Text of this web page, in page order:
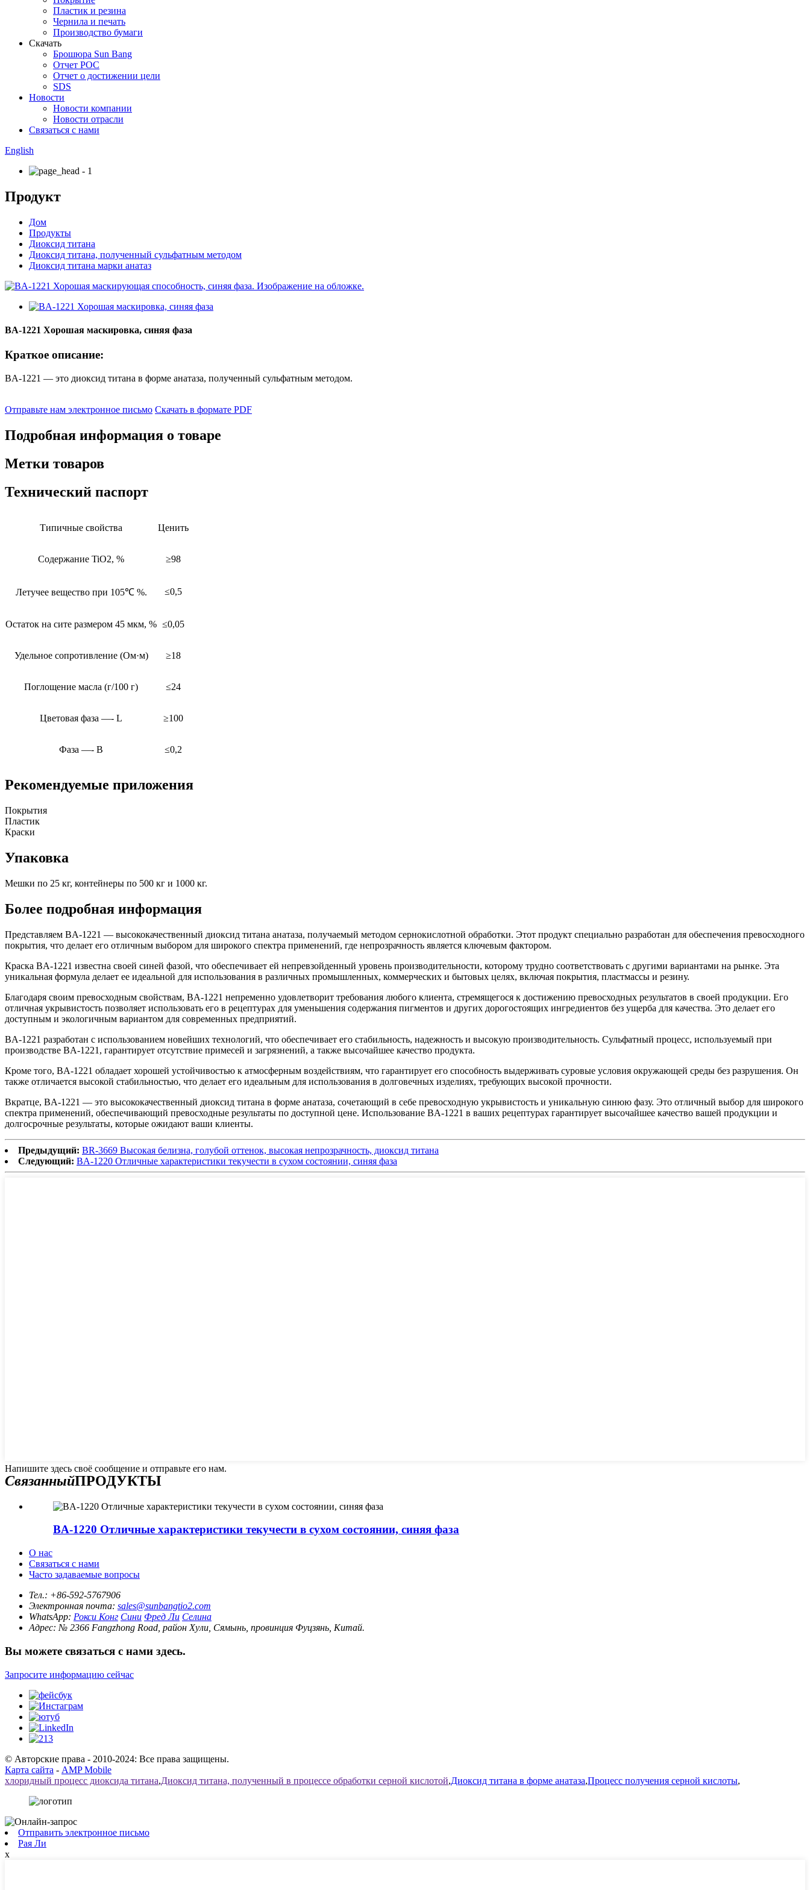
Пластик и резина
Чернила и печать
Производство бумаги
Скачать
Брошюра Sun Bang
Отчет РОС
Отчет о достижении цели
SDS
Новости
Новости компании
Новости отрасли
Связаться с нами
English
Продукт
Дом
Продукты
Диоксид титана
Диоксид титана, полученный сульфатным методом
Диоксид титана марки анатаз
BA-1221 Хорошая маскировка, синяя фаза
Краткое описание:
BA-1221 — это диоксид титана в форме анатаза, полученный сульфатным методом.
Отправьте нам электронное письмо Скачать в формате PDF
Подробная информация о товаре
Метки товаров
Технический паспорт
Типичные свойства Ценить
Содержание TiO2, % ≥98
Летучее вещество при 105℃ %. ≤0,5
Остаток на сите размером 45 мкм, % ≤0,05
Удельное сопротивление (Ом·м) ≥18
Поглощение масла (г/100 г) ≤24
Цветовая фаза —- L ≥100
Фаза —- B ≤0,2
Рекомендуемые приложения
Покрытия
Пластик
Краски
Упаковка
Мешки по 25 кг, контейнеры по 500 кг и 1000 кг.
Более подробная информация
Представляем BA-1221 — высококачественный диоксид титана анатаза, получаемый методом сернокислотной обработки. Этот продукт специально разработан для обеспечения превосходного
покрытия, что делает его отличным выбором для широкого спектра применений, где непрозрачность является ключевым фактором.
Краска BA-1221 известна своей синей фазой, что обеспечивает ей непревзойденный уровень производительности, которому трудно соответствовать с другими вариантами на рынке. Эта
уникальная формула делает ее идеальной для использования в различных промышленных, коммерческих и бытовых целях, включая покрытия, пластмассы и резину.
Благодаря своим превосходным свойствам, BA-1221 непременно удовлетворит требования любого клиента, стремящегося к достижению превосходных результатов в своей продукции. Его
отличная укрывистость позволяет использовать его в рецептурах для уменьшения содержания пигментов и других дорогостоящих ингредиентов без ущерба для качества. Это делает его
доступным и экологичным вариантом для современных предприятий.
BA-1221 разработан с использованием новейших технологий, что обеспечивает его стабильность, надежность и высокую производительность. Сульфатный процесс, используемый при
производстве BA-1221, гарантирует отсутствие примесей и загрязнений, а также высочайшее качество продукта.
Кроме того, BA-1221 обладает хорошей устойчивостью к атмосферным воздействиям, что гарантирует его способность выдерживать суровые условия окружающей среды без разрушения. Он
также отличается высокой стабильностью, что делает его идеальным для использования в долговечных изделиях, требующих высокой прочности.
Вкратце, BA-1221 — это высококачественный диоксид титана в форме анатаза, сочетающий в себе превосходную укрывистость и уникальную синюю фазу. Это отличный выбор для широкого
спектра применений, обеспечивающий превосходные результаты по доступной цене. Использование BA-1221 в ваших рецептурах гарантирует высочайшее качество вашей продукции и
долгосрочные результаты, которые ожидают ваши клиенты.
Предыдущий: BR-3669 Высокая белизна, голубой оттенок, высокая непрозрачность, диоксид титана
Следующий: BA-1220 Отличные характеристики текучести в сухом состоянии, синяя фаза
Напишите здесь своё сообщение и отправьте его нам.
СвязанныйПРОДУКТЫ
BA-1220 Отличные характеристики текучести в сухом состоянии, синяя фаза
О нас
Связаться с нами
Часто задаваемые вопросы
Тел.: +86-592-5767906
Электронная почта: sales@sunbangtio2.com
WhatsApp: Рокси Конг Сини Фред Ли Селина
Адрес: № 2366 Fangzhong Road, район Хули, Сямынь, провинция Фуцзянь, Китай.
Вы можете связаться с нами здесь.
Запросите информацию сейчас
© Авторские права - 2010-2024: Все права защищены.
Карта сайта - AMP Mobile
хлоридный процесс диоксида титана,Диоксид титана, полученный в процессе обработки серной кислотой,Диоксид титана в форме анатаза,Процесс получения серной кислоты,
Отправить электронное письмо
Рая Ли
x